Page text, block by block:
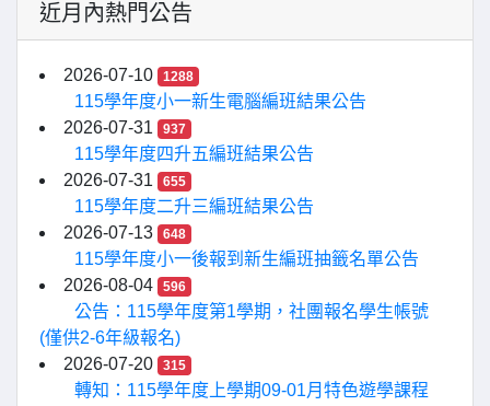
近月內熱門公告
2026-07-10 1288
115學年度小一新生電腦編班結果公告
2026-07-31
937
115學年度四升五編班結果公告
2026-07-31
655
115學年度二升三編班結果公告
2026-07-13
648
115學年度小一後報到新生編班抽籤名單公告
2026-08-04
596
公告：115學年度第1學期，社團報名學生帳號
(僅供2-6年級報名)
2026-07-20
315
轉知：115學年度上學期09-01月特色遊學課程